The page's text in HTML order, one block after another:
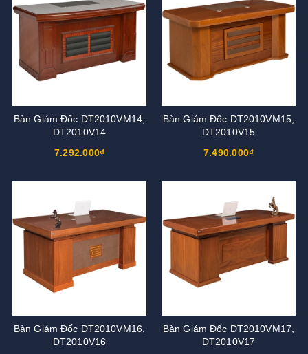
Bàn Giám Đốc DT2010VM14,
DT2010V14
7.292.000₫
Bàn Giám Đốc DT2010VM15,
DT2010V15
7.490.000₫
Bàn Giám Đốc DT2010VM16,
DT2010V16
Bàn Giám Đốc DT2010VM17,
DT2010V17